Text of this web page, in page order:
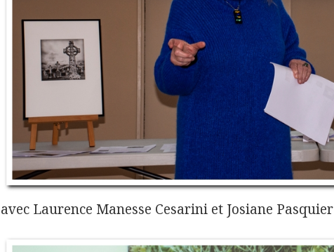
avec Laurence Manesse Cesarini et Josiane Pasquier